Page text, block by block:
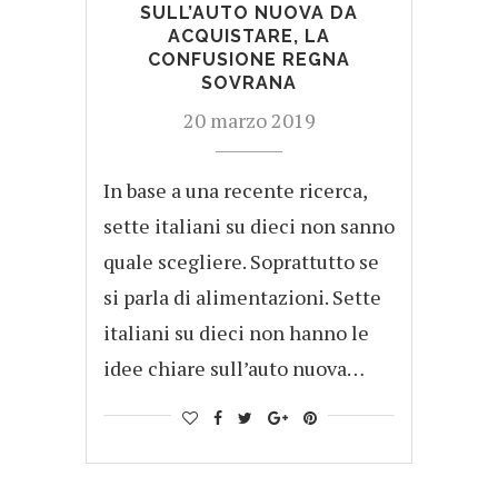
SULL’AUTO NUOVA DA
ACQUISTARE, LA
CONFUSIONE REGNA
SOVRANA
20 marzo 2019
In base a una recente ricerca,
sette italiani su dieci non sanno
quale scegliere. Soprattutto se
si parla di alimentazioni. Sette
italiani su dieci non hanno le
idee chiare sull’auto nuova…